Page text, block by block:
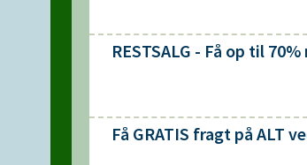
RESTSALG - Få op til
Få GRATIS fragt på ALT